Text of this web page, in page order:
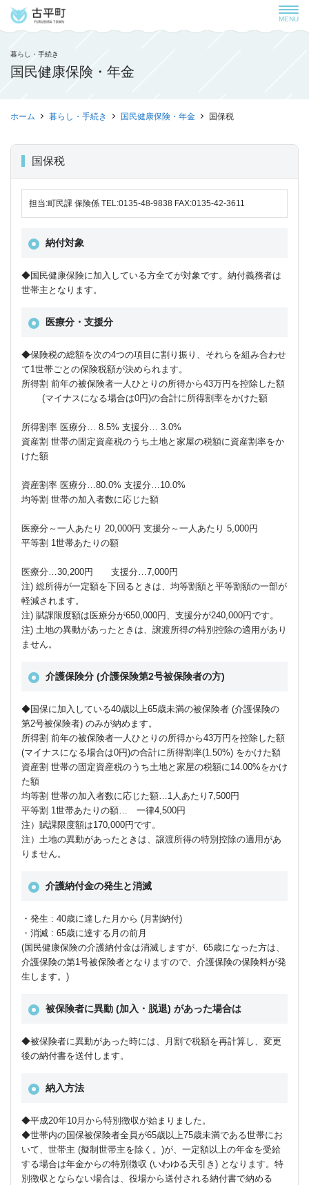
MENU
暮らし・手続き
国民健康保険・年金
ホーム 暮らし・手続き 国民健康保険・年金 国保税
国保税
担当:町民課 保険係 TEL:0135-48-9838 FAX:0135-42-3611
納付対象
◆国民健康保険に加入している方全てが対象です。納付義務者は
世帯主となります。
医療分・支援分
◆保険税の総額を次の4つの項目に割り振り、それらを組み合わせ
て1世帯ごとの保険税額が決められます。
所得割 前年の被保険者一人ひとりの所得から43万円を控除した額
(マイナスになる場合は0円)の合計に所得割率をかけた額
所得割率 医療分… 8.5% 支援分… 3.0%
資産割 世帯の固定資産税のうち土地と家屋の税額に資産割率をか
けた額
資産割率 医療分…80.0% 支援分…10.0%
均等割 世帯の加入者数に応じた額
医療分～一人あたり 20,000円 支援分～一人あたり 5,000円
平等割 1世帯あたりの額
医療分…30,200円 支援分…7,000円
注) 総所得が一定額を下回るときは、均等割額と平等割額の一部が
軽減されます。
注) 賦課限度額は医療分が650,000円、支援分が240,000円です。
注) 土地の異動があったときは、譲渡所得の特別控除の適用があり
ません。
介護保険分 (介護保険第2号被保険者の方)
◆国保に加入している40歳以上65歳未満の被保険者 (介護保険の
第2号被保険者) のみが納めます。
所得割 前年の被保険者一人ひとりの所得から43万円を控除した額
(マイナスになる場合は0円)の合計に所得割率(1.50%) をかけた額
資産割 世帯の固定資産税のうち土地と家屋の税額に14.00%をかけ
た額
均等割 世帯の加入者数に応じた額…1人あたり7,500円
平等割 1世帯あたりの額… 一律4,500円
注）賦課限度額は170,000円です。
注）土地の異動があったときは、譲渡所得の特別控除の適用があ
りません。
介護納付金の発生と消滅
・発生 : 40歳に達した月から (月割納付)
・消滅 : 65歳に達する月の前月
(国民健康保険の介護納付金は消滅しますが、65歳になった方は、
介護保険の第1号被保険者となりますので、介護保険の保険料が発
生します。)
被保険者に異動 (加入・脱退) があった場合は
◆被保険者に異動があった時には、月割で税額を再計算し、変更
後の納付書を送付します。
納入方法
◆平成20年10月から特別徴収が始まりました。
◆世帯内の国保被保険者全員が65歳以上75歳未満である世帯にお
いて、世帯主 (擬制世帯主を除く。)が、一定額以上の年金を受給
する場合は年金からの特別徴収 (いわゆる天引き) となります。特
別徴収とならない場合は、役場から送付される納付書で納める